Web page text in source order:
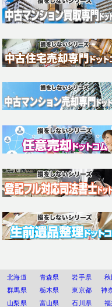
北海道 青森県 岩手県
群馬県
栃木県 東京都 神
山梨県
富山県 石川県